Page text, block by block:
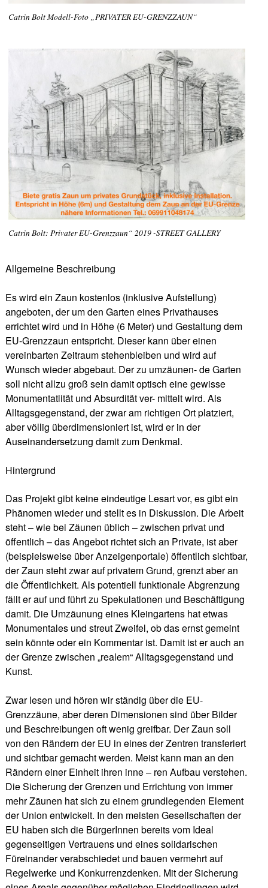
Catrin Bolt Modell-Foto „PRIVATER EU-GRENZZAUN“
Catrin Bolt: Privater EU-Grenzzaun“ 2019 -STREET GALLERY
Allgemeine Beschreibung
Es wird ein Zaun kostenlos (inklusive Aufstellung)
angeboten, der um den Garten eines Privathauses
errichtet wird und in Höhe (6 Meter) und Gestaltung dem
EU-Grenzzaun entspricht. Dieser kann über einen
vereinbarten Zeitraum stehenbleiben und wird auf
Wunsch wieder abgebaut. Der zu umzäunen- de Garten
soll nicht allzu groß sein damit optisch eine gewisse
Monumentatlität und Absurdität ver- mittelt wird. Als
Alltagsgegenstand, der zwar am richtigen Ort platziert,
aber völlig überdimensioniert ist, wird er in der
Auseinandersetzung damit zum Denkmal.
Hintergrund
Das Projekt gibt keine eindeutige Lesart vor, es gibt ein
Phänomen wieder und stellt es in Diskussion. Die Arbeit
steht – wie bei Zäunen üblich – zwischen privat und
öffentlich – das Angebot richtet sich an Private, ist aber
(beispielsweise über Anzeigenportale) öffentlich sichtbar,
der Zaun steht zwar auf privatem Grund, grenzt aber an
die Öffentlichkeit. Als potentiell funktionale Abgrenzung
fällt er auf und führt zu Spekulationen und Beschäftigung
damit. Die Umzäunung eines Kleingartens hat etwas
Monumentales und streut Zweifel, ob das ernst gemeint
sein könnte oder ein Kommentar ist. Damit ist er auch an
der Grenze zwischen „realem“ Alltagsgegenstand und
Kunst.
Zwar lesen und hören wir ständig über die EU-
Grenzzäune, aber deren Dimensionen sind über Bilder
und Beschreibungen oft wenig greifbar. Der Zaun soll
von den Rändern der EU in eines der Zentren transferiert
und sichtbar gemacht werden. Meist kann man an den
Rändern einer Einheit ihren inne – ren Aufbau verstehen.
Die Sicherung der Grenzen und Errichtung von immer
mehr Zäunen hat sich zu einem grundlegenden Element
der Union entwickelt. In den meisten Gesellschaften der
EU haben sich die BürgerInnen bereits vom Ideal
gegenseitigen Vertrauens und eines solidarischen
Füreinander verabschiedet und bauen vermehrt auf
Regelwerke und Konkurrenzdenken. Mit der Sicherung